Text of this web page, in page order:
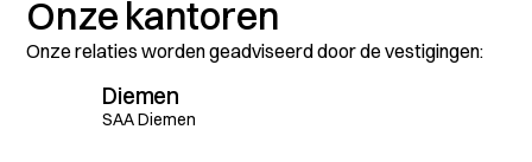
Onze kantoren
Onze relaties worden geadviseerd door de vestigingen:
Diemen
SAA Diemen